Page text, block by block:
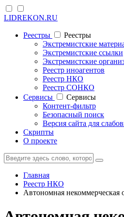
LIDREKON.RU
Реестры
Реестры
Экстремистские
Экстремистские ссылки
Экстремистские
Реестр иноагентов
Реестр НКО
Реестр СОНКО
Cервисы
Cервисы
Контент-фильтр
Безопасный поиск
Версия сайта для
Скрипты
О проекте
Главная
Реестр НКО
Автономная некоммерческая